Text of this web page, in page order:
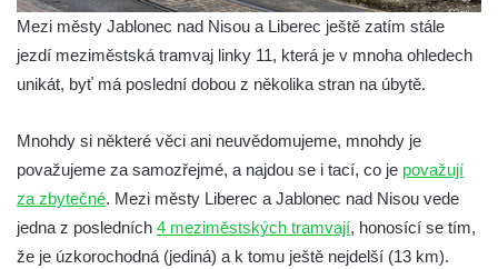
Mezi městy Jablonec nad Nisou a Liberec ještě zatím stále
jezdí meziměstská tramvaj linky 11, která je v mnoha ohledech
unikát, byť má poslední dobou z několika stran na úbytě.
Mnohdy si některé věci ani neuvědomujeme, mnohdy je
považujeme za samozřejmé, a najdou se i tací, co je považují
za zbytečné. Mezi městy Liberec a Jablonec nad Nisou vede
jedna z posledních 4 meziměstských tramvají, honosící se tím,
že je úzkorochodná (jediná) a k tomu ještě nejdelší (13 km).